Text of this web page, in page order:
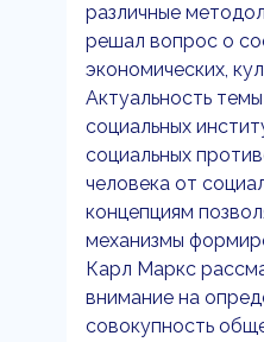
различные
решал вопрос о
экономических,
Актуальность
социальных
социальных
человека от
концепциям
механизмы
Карл Маркс
внимание на
совокупность